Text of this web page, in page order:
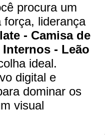
procura um
força, liderança
- Camisa de
- Leão
ideal.
digital e
dominar os
visual